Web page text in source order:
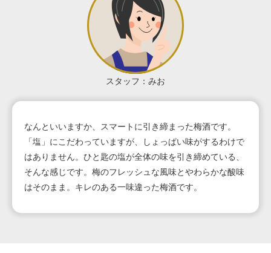
スタッフ：みお
なんといいますか、スマートに引き締まった梅酒です。
「塩」にこだわっていますが、しょっぱい味がするわけで
はありません。ひと匙の塩が全体の味を引き締めている、
そんな感じです。梅のフレッシュな風味とやわらかな酸味
はそのまま。キレのある一味違った梅酒です。